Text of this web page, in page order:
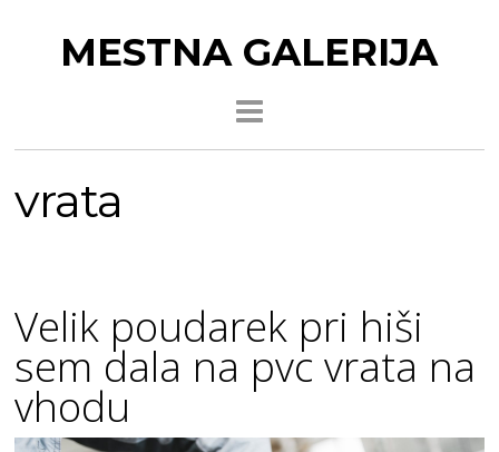
MESTNA GALERIJA
vrata
Velik poudarek pri hiši
sem dala na pvc vrata na
vhodu